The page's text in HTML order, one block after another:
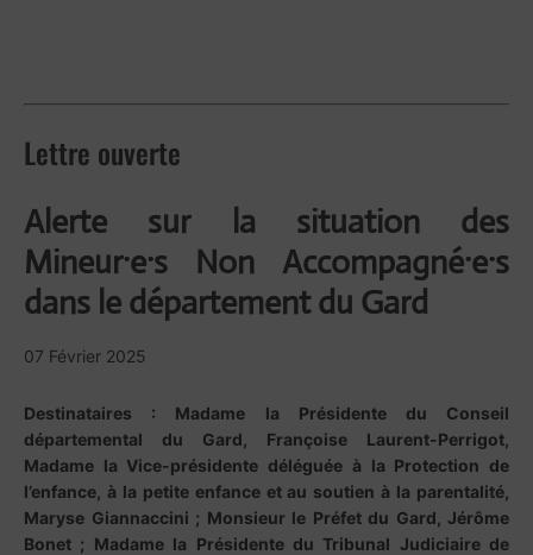
Lettre ouverte
Alerte sur la situation des
Mineur·e·s Non Accompagné·e·s
dans le département du Gard
07 Février 2025
Destinataires : Madame la Présidente du Conseil
départemental du Gard, Françoise Laurent-Perrigot,
Madame la Vice-présidente déléguée à la Protection de
l’enfance, à la petite enfance et au soutien à la parentalité,
Maryse Giannaccini ; Monsieur le Préfet du Gard, Jérôme
Bonet ; Madame la Présidente du Tribunal Judiciaire de